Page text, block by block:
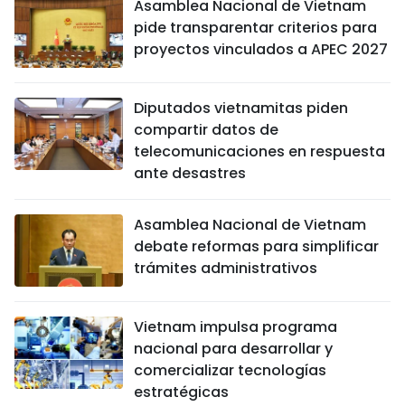
Asamblea Nacional de Vietnam
pide transparentar criterios para
proyectos vinculados a APEC 2027
Diputados vietnamitas piden
compartir datos de
telecomunicaciones en respuesta
ante desastres
Asamblea Nacional de Vietnam
debate reformas para simplificar
trámites administrativos
Vietnam impulsa programa
nacional para desarrollar y
comercializar tecnologías
estratégicas